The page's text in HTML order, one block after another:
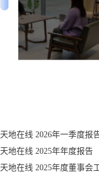
天地在线 2026年一季度报
天地在线 2025年年度报告
天地在线 2025年度董事会